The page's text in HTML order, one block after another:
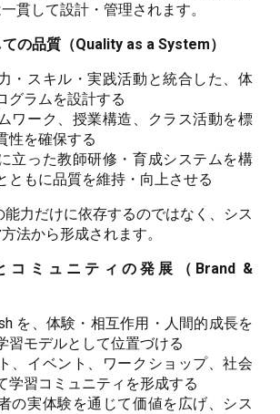
貫して設計・管理されます。
の品質（Quality as a System）
・スキル・実践活動と統合した、体
グラムを設計する
ワーク、授業構造、クラス活動を標
性を確保する
立った教師研修・育成システムを構
ともに品質を維持・向上させる
力だけに依存するのではなく、シス
法から形成されます。
コミュニティの発展（Brand &
を、体験・相互作用・人間的成長を
習モデルとして位置づける
、イベント、ワークショップ、社会
学習コミュニティを形成する
の実体験を通じて価値を広げ、シス